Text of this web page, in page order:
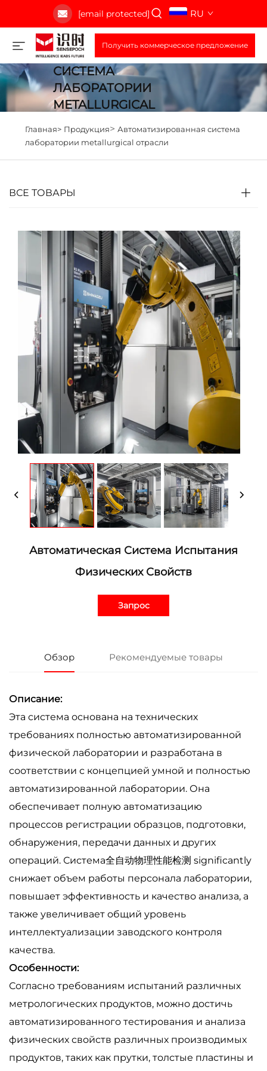
[email protected] RU
Получить коммерческое предложение
АВТОМАТИЗИРОВАННАЯ
СИСТЕМА
ЛАБОРАТОРИИ
METALLURGICAL
Главная> Продукция> Автоматизированная система
лаборатории metallurgical отрасли
ВСЕ ТОВАРЫ
Автоматическая Система Испытания
Физических Свойств
Запрос
Обзор Рекомендуемые товары
Описание:
Эта система основана на технических
требованиях полностью автоматизированной
физической лаборатории и разработана в
соответствии с концепцией умной и полностью
автоматизированной лаборатории. Она
обеспечивает полную автоматизацию
процессов регистрации образцов, подготовки,
обнаружения, передачи данных и других
операций. Система全自动物理性能检测 significantly
снижает объем работы персонала лаборатории,
повышает эффективность и качество анализа, а
также увеличивает общий уровень
интеллектуализации заводского контроля
качества.
Особенности:
Согласно требованиям испытаний различных
метрологических продуктов, можно достичь
автоматизированного тестирования и анализа
физических свойств различных производимых
продуктов, таких как прутки, толстые пластины и